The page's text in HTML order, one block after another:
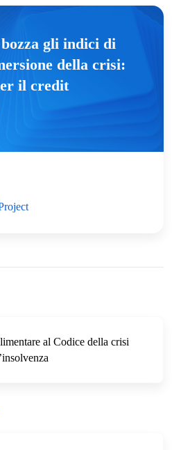
gli indici di
della crisi:
il credit
al Codice della crisi